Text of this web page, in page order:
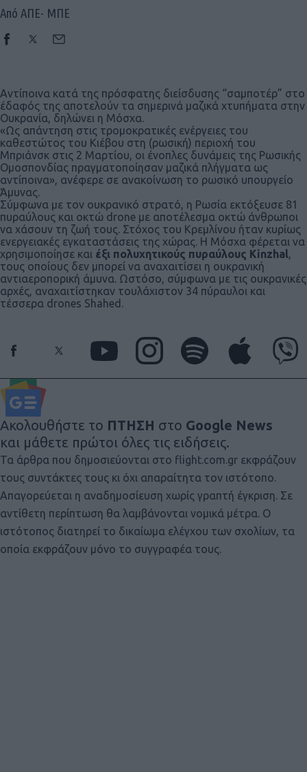
Από ΑΠΕ- ΜΠΕ
Αντίποινα κατά της πρόσφατης διείσδυσης “σαμποτέρ” στο
έδαφός της αποτελούν τα σημερινά μαζικά χτυπήματα στην
Ουκρανία, δηλώνει η Μόσχα.
«Ως απάντηση στις τρομοκρατικές ενέργειες του
καθεστώτος του Κιέβου στη (ρωσική) περιοχή του
Μπριάνσκ στις 2 Μαρτίου, οι ένοπλες δυνάμεις της Ρωσικής
Ομοσπονδίας πραγματοποίησαν μαζικά πλήγματα ως
αντίποινα», ανέφερε σε ανακοίνωση το ρωσικό υπουργείο
Άμυνας.
Σύμφωνα με τον ουκρανικό στρατό, η Ρωσία εκτόξευσε 81
πυραύλους και οκτώ drone με αποτέλεσμα οκτώ άνθρωποι
να χάσουν τη ζωή τους. Στόχος του Κρεμλίνου ήταν κυρίως
ενεργειακές εγκαταστάσεις της χώρας. Η Μόσχα φέρεται να
χρησιμοποίησε και έξι πολυχητικούς πυραύλους Kinzhal,
τους οποίους δεν μπορεί να αναχαιτίσει η ουκρανική
αντιαεροπορική άμυνα. Ωστόσο, σύμφωνα με τις ουκρανικές
αρχές, αναχαιτίστηκαν τουλάχιστον 34 πύραυλοι και
τέσσερα drones Shahed.
Ακολουθήστε το ΠΤΗΣΗ στο Google News
και μάθετε πρώτοι όλες τις ειδήσεις.
Τα άρθρα που δημοσιεύονται στο flight.com.gr εκφράζουν
τους συντάκτες τους κι όχι απαραίτητα τον ιστότοπο.
Απαγορεύεται η αναδημοσίευση χωρίς γραπτή έγκριση. Σε
αντίθετη περίπτωση θα λαμβάνονται νομικά μέτρα. Ο
ιστότοπος διατηρεί το δικαίωμα ελέγχου των σχολίων, τα
οποία εκφράζουν μόνο το συγγραφέα τους.